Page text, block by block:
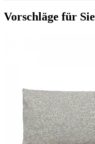
Vorschläge für Sie